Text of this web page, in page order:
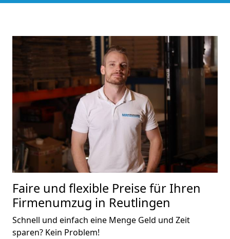
Faire und flexible Preise für Ihren
Firmenumzug in Reutlingen
Schnell und einfach eine Menge Geld und Zeit
sparen? Kein Problem!